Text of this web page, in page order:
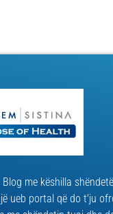
Blog me këshilla
ueb portal që do t'ju